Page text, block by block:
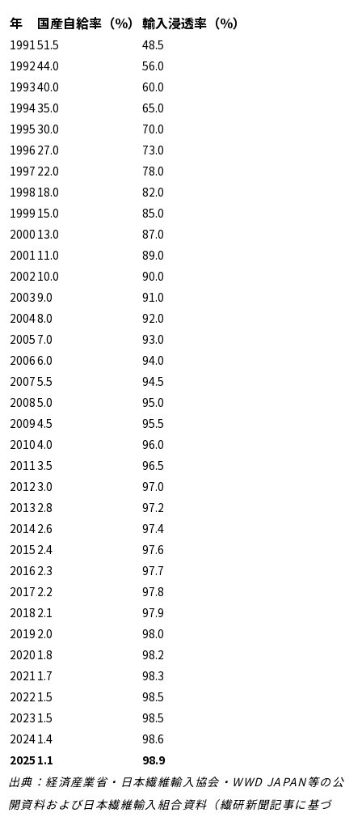
年 国産自給率（％） 輸入浸透率（％）
199151.5
48.5
199244.0
56.0
199340.0
60.0
199435.0
65.0
199530.0
70.0
1996 27.0
73.0
1997 22.0
78.0
1998 18.0
82.0
1999 15.0
85.0
2000 13.0
87.0
2001 11.0
89.0
2002 10.0
90.0
20039.0
91.0
20048.0
92.0
2005 7.0
93.0
20066.0
94.0
20075.5
94.5
20085.0
95.0
20094.5
95.5
20104.0
96.0
20113.5
96.5
20123.0
97.0
2013 2.8
97.2
20142.6
97.4
2015 2.4
97.6
2016 2.3
97.7
2017 2.2
97.8
2018 2.1
97.9
2019 2.0
98.0
2020 1.8
98.2
2021 1.7
98.3
2022 1.5
98.5
2023 1.5
98.5
20241.4
98.6
2025 1.1
98.9
出典：経済産業省・日本繊維輸入協会・WWD JAPAN等の公
開資料および日本繊維輸入組合資料（繊研新聞記事に基づ